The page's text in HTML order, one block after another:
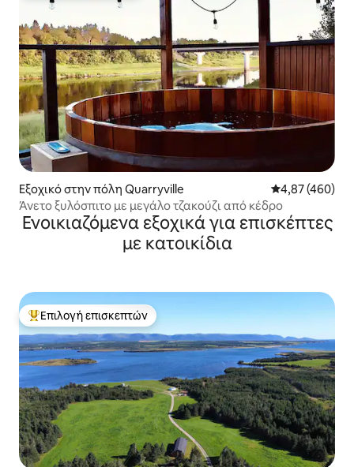
Εξοχικό στην πόλη Quarryville Μέση
4,87 (460)
Άνετο ξυλόσπιτο με μεγάλο τζακούζι από κέδρο
Ενοικιαζόμενα εξοχικά για επισκέπτες
με κατοικίδια
Κορυφαία επιλογή επισκεπτών
Επιλογή επισκεπτών